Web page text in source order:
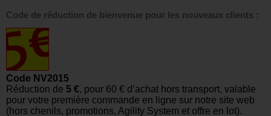
Code de réduction de bienvenue pour les nouveaux clients :
Code NV2015
Réduction de 5 €, pour 60 € d’achat hors transport, valable
pour votre première commande en ligne sur notre site web
(hors chenils, promotions, Agility System et offre en lot).